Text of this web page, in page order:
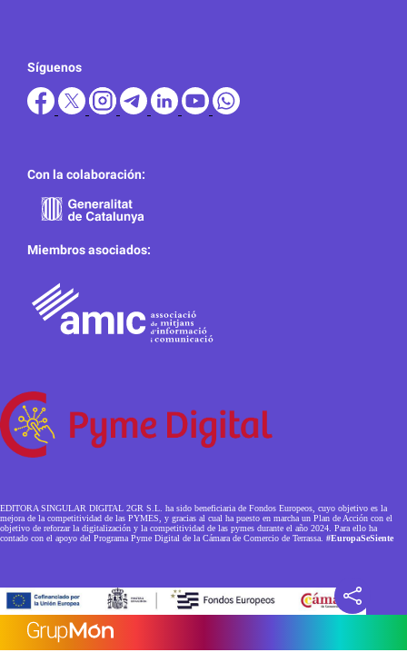
Síguenos
Con la colaboración:
Miembros asociados:
EDITORA SINGULAR DIGITAL 2GR S.L. ha sido beneficiaria de Fondos Europeos, cuyo objetivo es la
mejora de la competitividad de las PYMES, y gracias al cual ha puesto en marcha un Plan de Acción con el
objetivo de reforzar la digitalización y la competitividad de las pymes durante el año 2024. Para ello ha
contado con el apoyo del Programa Pyme Digital de la Cámara de Comercio de Terrassa. #EuropaSeSiente